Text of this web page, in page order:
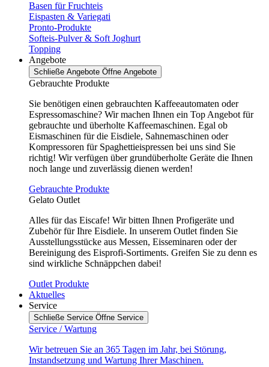
Basen für Fruchteis
Eispasten & Variegati
Pronto-Produkte
Softeis-Pulver & Soft Joghurt
Topping
Angebote
Schließe Angebote Öffne Angebote
Gebrauchte Produkte
Sie benötigen einen gebrauchten Kaffeeautomaten oder
Espressomaschine? Wir machen Ihnen ein Top Angebot für
gebrauchte und überholte Kaffeemaschinen. Egal ob
Eismaschinen für die Eisdiele, Sahnemaschinen oder
Kompressoren für Spaghettieispressen bei uns sind Sie
richtig! Wir verfügen über grundüberholte Geräte die Ihnen
noch lange und zuverlässig dienen werden!
Gebrauchte Produkte
Gelato Outlet
Alles für das Eiscafe! Wir bitten Ihnen Profigeräte und
Zubehör für Ihre Eisdiele. In unserem Outlet finden Sie
Ausstellungsstücke aus Messen, Eisseminaren oder der
Bereinigung des Eisprofi-Sortiments. Greifen Sie zu denn es
sind wirkliche Schnäppchen dabei!
Outlet Produkte
Aktuelles
Service
Schließe Service Öffne Service
Service / Wartung
Wir betreuen Sie an 365 Tagen im Jahr, bei Störung,
Instandsetzung und Wartung Ihrer Maschinen.